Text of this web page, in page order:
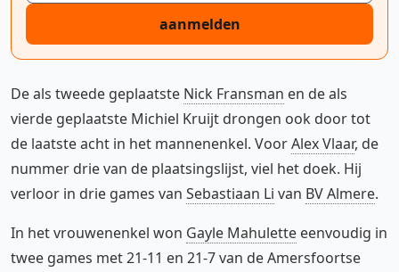
aanmelden
De als tweede geplaatste Nick Fransman en de als
vierde geplaatste Michiel Kruijt drongen ook door tot
de laatste acht in het mannenenkel. VoorAlex Vlaar, de
nummer drie van de plaatsingslijst, viel het doek. Hij
verloor in drie games van Sebastiaan Li van BV Almere.
In het vrouwenenkel won Gayle Mahulette eenvoudig in
twee games met 21-11 en 21-7 van de Amersfoortse